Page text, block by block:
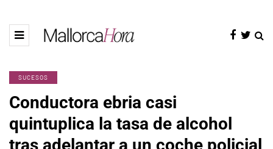
SUCESOS
Conductora ebria casi
quintuplica la tasa de alcohol
tras adelantar a un coche policial